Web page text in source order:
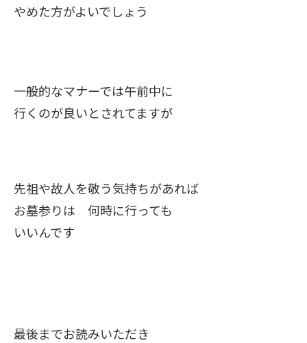
やめた方がよいでしょう
一般的なマナーでは午前中に
行くのが良いとされてますが
先祖や故人を敬う気持ちがあれば
お墓参りは 何時に行っても
いいんです
最後までお読みいただき